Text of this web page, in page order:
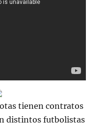
tienen contratos
distintos futbolistas